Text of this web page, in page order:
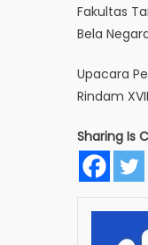
Fakultas
Bela
Upacara
Rindam
Sharing Is